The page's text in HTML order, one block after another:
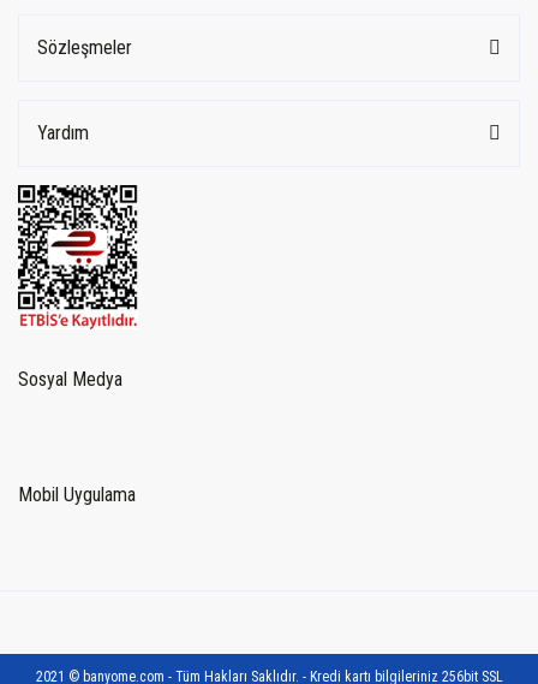
Sözleşmeler
Yardım
Sosyal Medya
Mobil Uygulama
2021 © banyome.com - Tüm Hakları Saklıdır. - Kredi kartı bilgileriniz 256bit SSL